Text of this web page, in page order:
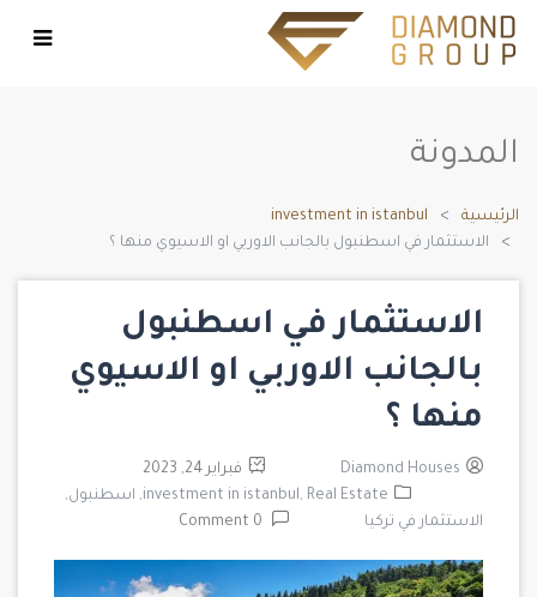
المدونة
الرئيسية
investment in istanbul
الاستثمار في اسطنبول بالجانب الاوربي او الاسيوي منها ؟
الاستثمار في اسطنبول
بالجانب الاوربي او الاسيوي
منها ؟
Diamond Houses
فبراير 24, 2023
investment in istanbul, Real Estate,
اسطنبول,
الاستثمار في تركيا